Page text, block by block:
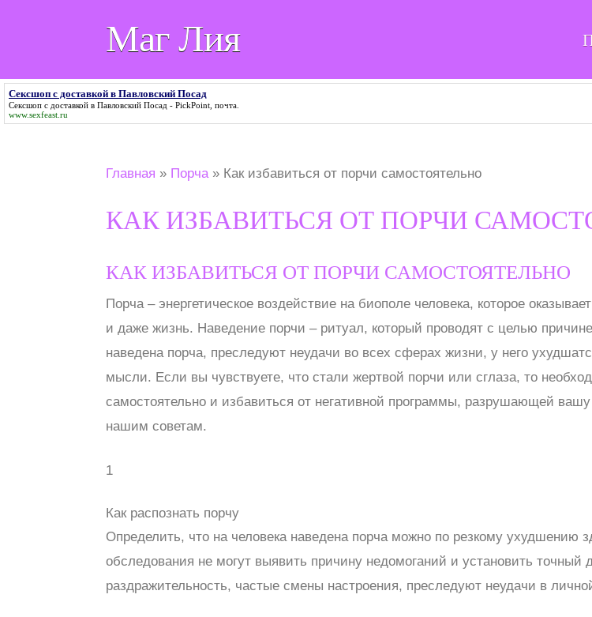
Маг Лия
Сексшоп с доставкой в Павловский Посад
Сексшоп с доставкой в Павловский Посад - PickPoint, почта.
www.sexfeast.ru
Главная » Порча » Как избавиться от порчи самостоятельно
КАК ИЗБАВИТЬСЯ ОТ ПОРЧИ
КАК ИЗБАВИТЬСЯ ОТ ПОРЧИ САМОСТОЯТЕЛЬНО
Порча – энергетическое воздействие на биополе человека, которое
и даже жизнь. Наведение порчи – ритуал, который проводят с целью
наведена порча, преследуют неудачи во всех сферах жизни, у него
мысли. Если вы чувствуете, что стали жертвой порчи или сглаза, то
самостоятельно и избавиться от негативной программы, разрушающей
нашим советам.
1
Как распознать порчу
Определить, что на человека наведена порча можно по резкому ухудшению
обследования не могут выявить причину недомоганий и установить точный
раздражительность, частые смены настроения, преследуют неудачи в